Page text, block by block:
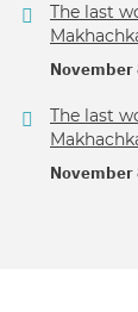
The last
November
The last
November